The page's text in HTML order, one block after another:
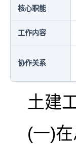
核心职能
工作内容
协作关系
土建
(一)